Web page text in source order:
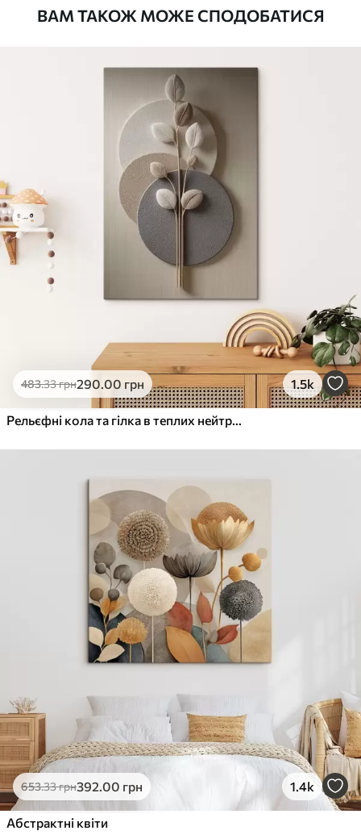
Яскраві, насичені кольори
Стійкість до вицвітання
Безпечне чорнило без запаху
Поверхня з текстурою полотна
Екологічний матеріал
Преміум
Від363
Яскраві, насичені кольори
Стійкість до вицвітання
Безпечне чорнило без запаху
Поверхня з текстурою полотна
Еко-Преміум
.00грн
✓Яскраві, насичені кольори
Поверхня з текстурою полотна
Екологічний матеріал
ВАМ ТАКОЖ МОЖЕ СПОДОБАТИСЯ
483.33грн290.00 грн 1.5k
Рельєфні кола та гілка в теплих нейтральних тонах
653.33грн392.00 грн 1.4k
Абстрактні квіти